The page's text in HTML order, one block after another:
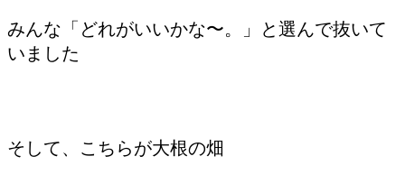
みんな「どれがいいかな〜。」と選んで抜いて
いました
そして、こちらが大根の畑